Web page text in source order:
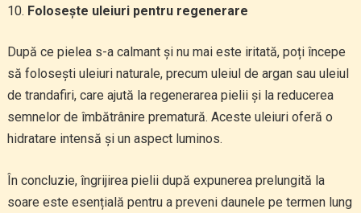
Folosește uleiuri pentru regenerare
După ce pielea s-a calmant și nu mai este iritată, poți începe
să folosești uleiuri naturale, precum uleiul de argan sau uleiul
de trandafiri, care ajută la regenerarea pielii și la reducerea
semnelor de îmbătrânire prematură. Aceste uleiuri oferă o
hidratare intensă și un aspect luminos.
În concluzie, îngrijirea pielii după expunerea prelungită la
soare este esențială pentru a preveni daunele pe termen lung